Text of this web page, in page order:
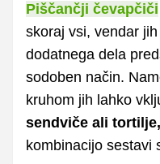
Piščančji čevapčiči
skoraj vsi, vendar
dodatnega dela
sodoben način.
kruhom jih lahko
sendviče ali tortilje,
kombinacijo sestavi